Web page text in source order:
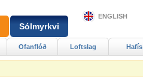
Ofanflóð Loftslag Hafís
Sólmyrkvi
ENGLISH